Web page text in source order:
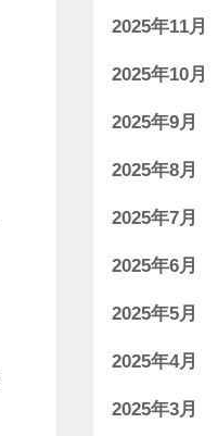
2025年11月
2025年10月
2025年9月
2025年8月
2025年7月
2025年6月
2025年5月
2025年4月
2025年3月